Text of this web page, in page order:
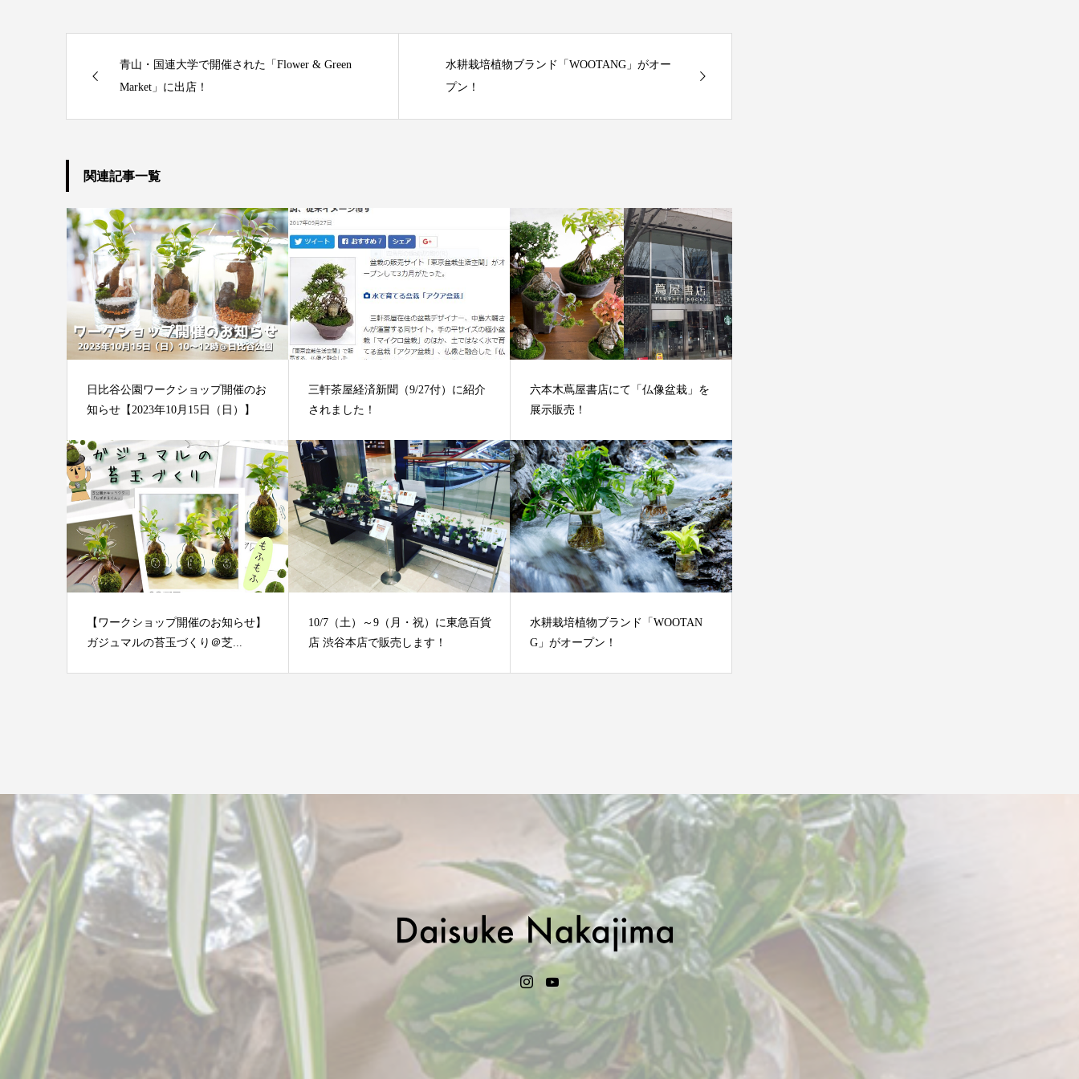
青山・国連大学で開催された「Flower & Green
Market」に出店！
水耕栽培植物ブランド「WOOTANG」がオー
プン！
関連記事一覧
日比谷公園ワークショップ開催のお
知らせ【2023年10月15日（日）】
三軒茶屋経済新聞（9/27付）に紹介
されました！
六本木蔦屋書店にて「仏像盆栽」を
展示販売！
【ワークショップ開催のお知らせ】
ガジュマルの苔玉づくり＠芝...
10/7（土）～9（月・祝）に東急百貨
店 渋谷本店で販売します！
水耕栽培植物ブランド「WOOTAN
G」がオープン！